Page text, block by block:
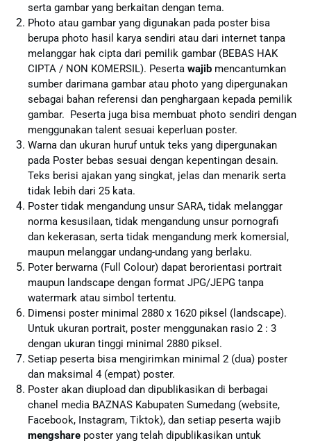
serta gambar yang berkaitan dengan tema.
Photo atau gambar yang digunakan pada poster bisa
berupa photo hasil karya sendiri atau dari internet tanpa
melanggar hak cipta dari pemilik gambar (BEBAS HAK
CIPTA / NON KOMERSIL). Peserta wajib mencantumkan
sumber darimana gambar atau photo yang dipergunakan
sebagai bahan referensi dan penghargaan kepada pemilik
gambar. Peserta juga bisa membuat photo sendiri dengan
menggunakan talent sesuai keperluan poster.
Warna dan ukuran huruf untuk teks yang dipergunakan
pada Poster bebas sesuai dengan kepentingan desain.
Teks berisi ajakan yang singkat, jelas dan menarik serta
tidak lebih dari 25 kata.
Poster tidak mengandung unsur SARA, tidak melanggar
norma kesusilaan, tidak mengandung unsur pornografi
dan kekerasan, serta tidak mengandung merk komersial,
maupun melanggar undang-undang yang berlaku.
Poter berwarna (Full Colour) dapat berorientasi portrait
maupun landscape dengan format JPG/JEPG tanpa
watermark atau simbol tertentu.
Dimensi poster minimal 2880 x 1620 piksel (landscape).
Untuk ukuran portrait, poster menggunakan rasio 2 : 3
dengan ukuran tinggi minimal 2880 piksel.
Setiap peserta bisa mengirimkan minimal 2 (dua) poster
dan maksimal 4 (empat) poster.
Poster akan diupload dan dipublikasikan di berbagai
chanel media BAZNAS Kabupaten Sumedang (website,
Facebook, Instagram, Tiktok), dan setiap peserta wajib
mengshare poster yang telah dipublikasikan untuk